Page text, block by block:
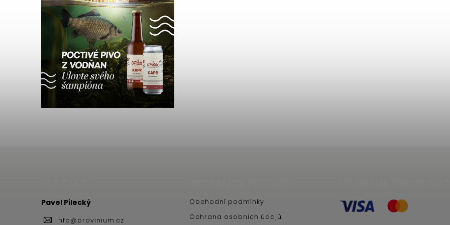
Pavel Pilecký
info@provinium.cz
Obchodní podmínky
Ochrana osobních údajů